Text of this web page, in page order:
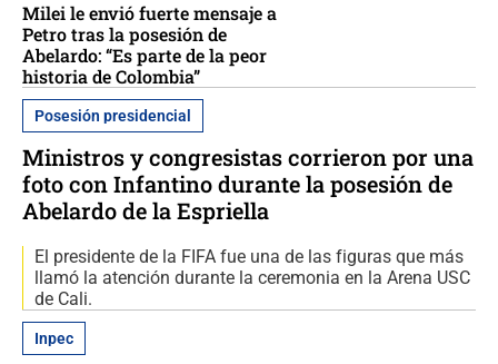
Milei le envió fuerte mensaje a
Petro tras la posesión de
Abelardo: “Es parte de la peor
historia de Colombia”
Posesión presidencial
Ministros y congresistas corrieron por una
foto con Infantino durante la posesión de
Abelardo de la Espriella
El presidente de la FIFA fue una de las figuras que más
llamó la atención durante la ceremonia en la Arena USC
de Cali.
Inpec